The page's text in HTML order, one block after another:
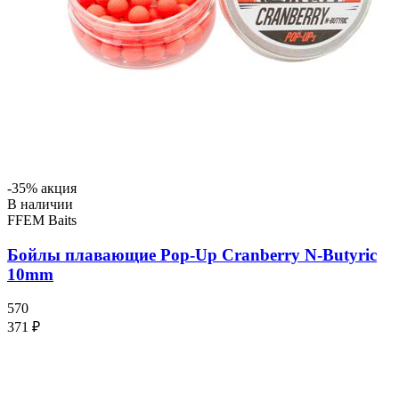
-35% акция
В наличии
FFEM Baits
Бойлы плавающие Pop-Up Cranberry N-Butyric
10mm
570
371 ₽